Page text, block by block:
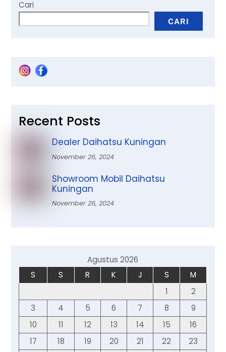
Cari
CARI
Recent Posts
Dealer Daihatsu Kuningan
November 26, 2024
Showroom Mobil Daihatsu
Kuningan
November 26, 2024
Agustus 2026
S
S R K J S
M
1
2
3
4 5 6 7 8
9
10
11 12 13 14 15
16
17
18 19 20 21 22
23